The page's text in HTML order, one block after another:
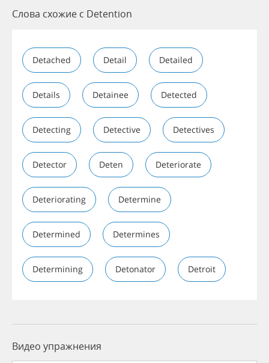
Слова схожие с Detention
Detached Detail Detailed
Details Detainee Detected
Detecting Detective Detectives
Detector Deten Deteriorate
Deteriorating Determine
Determined Determines
Determining Detonator Detroit
Видео упражнения